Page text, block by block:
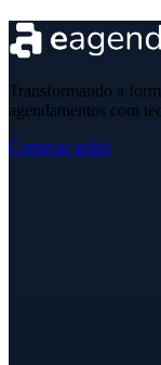
Transformando a
agendamentos com
Começar grátis